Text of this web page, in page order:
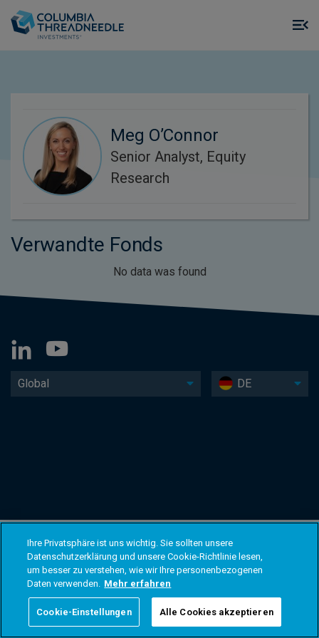
Meg O’Connor
Senior Analyst, Equity
Research
Verwandte Fonds
No data was found
Global DE
Ihre Privatsphäre ist uns wichtig. Sie sollten unsere
Datenschutzerklärung und unsere Cookie-Richtlinie lesen,
um besser zu verstehen, wie wir Ihre personenbezogenen
Daten verwenden. Mehr erfahren
Cookie-Einstellungen Alle Cookies akzeptieren